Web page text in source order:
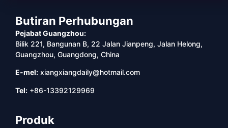
Butiran Perhubungan
Pejabat Guangzhou:
Bilik 221, Bangunan B, 22 Jalan Jianpeng, Jalan Helong,
Guangzhou, Guangdong, China
E-mel: xiangxiangdaily@hotmail.com
Tel: +86-13392129969
Produk